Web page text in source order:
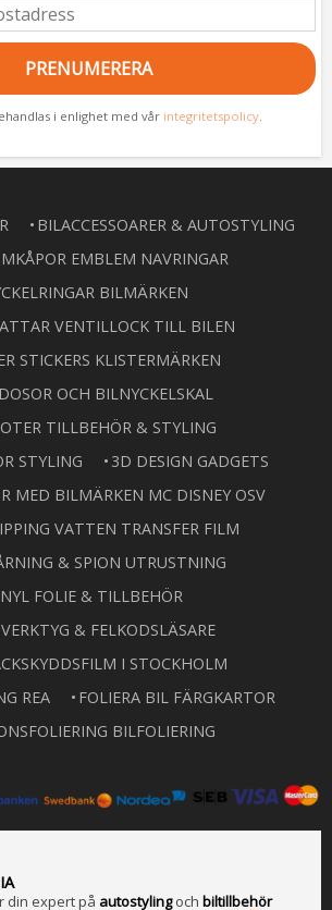
PRENUMERERA
i enlighet med vår integritetspolicy.
BILACCESSOARER & AUTOSTYLING
EMBLEM NAVRINGAR
BILMÄRKEN
VENTILLOCK TILL BILEN
STICKERS KLISTERMÄRKEN
OCH BILNYCKELSKAL
TILLBEHÖR & STYLING
STYLING
3D DESIGN GADGETS
MED BILMÄRKEN MC DISNEY OSV
VATTEN TRANSFER FILM
& SPION UTRUSTNING
FOLIE & TILLBEHÖR
& FELKODSLÄSARE
I STOCKHOLM
REA
FOLIERA BIL FÄRGKARTOR
BILFOLIERING
din expert på autostylingoch biltillbehör